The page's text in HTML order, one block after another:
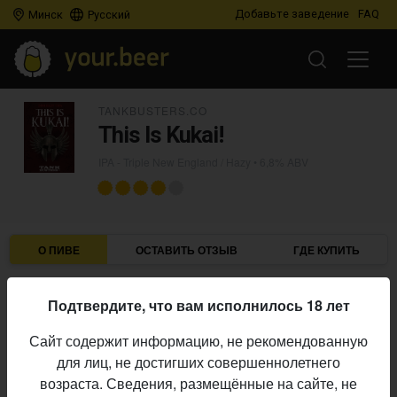
Минск Русский Добавьте заведение FAQ
This Is Kukai!
О ПИВЕ ОСТАВИТЬ ОТЗЫВ ГДЕ КУПИТЬ
Пивоварня:
Алкоголь:
6,8%
Начало
выпуска:
14.04.2026
Подтвердите, что вам исполнилось 18 лет
Сайт содержит информацию, не рекомендованную
для лиц, не достигших совершеннолетнего
возраста. Сведения, размещённые на сайте, не